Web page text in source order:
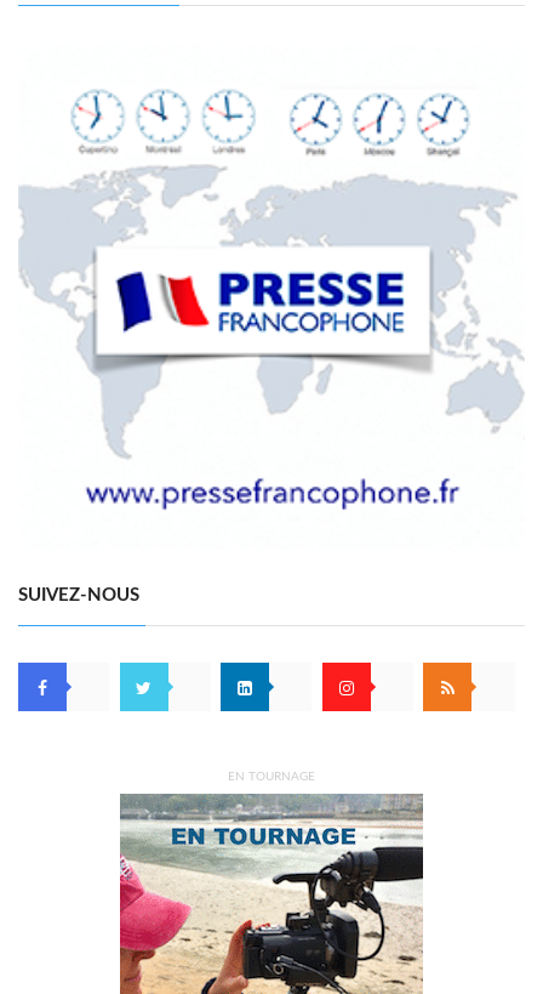
SUIVEZ-NOUS
EN TOURNAGE